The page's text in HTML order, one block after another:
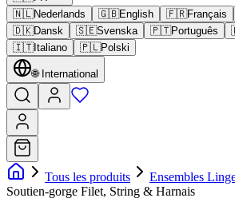
🇳🇱Nederlands 🇬🇧English 🇫🇷Français
🇩🇰Dansk 🇸🇪Svenska 🇵🇹Português
🇮🇹Italiano 🇵🇱Polski
🌐 International
Tous les produits Ensembles
Soutien-gorge Filet, String & Harnais